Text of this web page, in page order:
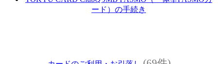
ード）の手続き